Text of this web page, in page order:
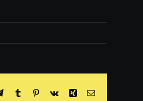
TelegramTumblr Pinterest
Vk XingCorreo